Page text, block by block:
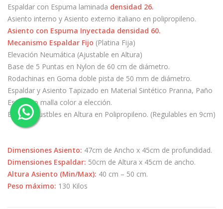
Espaldar con Espuma laminada densidad 26.
Asiento interno y Asiento externo italiano en polipropileno.
Asiento con Espuma Inyectada densidad 60.
Mecanismo Espaldar Fijo (Platina Fija)
Elevación Neumática (Ajustable en Altura)
Base de 5 Puntas en Nylon de 60 cm de diámetro.
Rodachinas en Goma doble pista de 50 mm de diámetro.
Espaldar y Asiento Tapizado en Material Sintético Pranna, Paño
Escocia o malla color a elección.
Brazos Ajustbles en Altura en Polipropileno. (Regulables en 9cm)
Dimensiones Asiento: 47cm de Ancho x 45cm de profundidad.
Dimensiones Espaldar: 50cm de Altura x 45cm de ancho.
Altura Asiento (Min/Max): 40 cm – 50 cm.
Peso máximo: 130 Kilos